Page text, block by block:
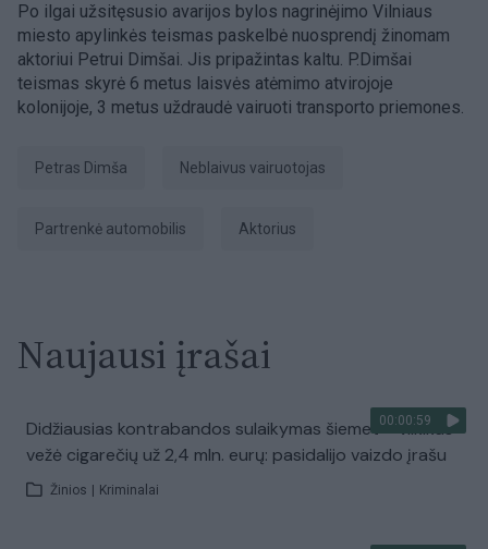
Po ilgai užsitęsusio avarijos bylos nagrinėjimo Vilniaus
miesto apylinkės teismas paskelbė nuosprendį žinomam
aktoriui Petrui Dimšai. Jis pripažintas kaltu. P.Dimšai
teismas skyrė 6 metus laisvės atėmimo atvirojoje
kolonijoje, 3 metus uždraudė vairuoti transporto priemones.
Petras Dimša neblaivus vairuotojas
partrenkė automobilis aktorius
Naujausi įrašai
00:00:59
Didžiausias kontrabandos sulaikymas šiemet – vilkikas
vežė cigarečių už 2,4 mln. eurų: pasidalijo vaizdo įrašu
Žinios Kriminalai